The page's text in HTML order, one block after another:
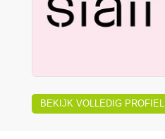
BEKIJK VOLLEDIG PROFIEL